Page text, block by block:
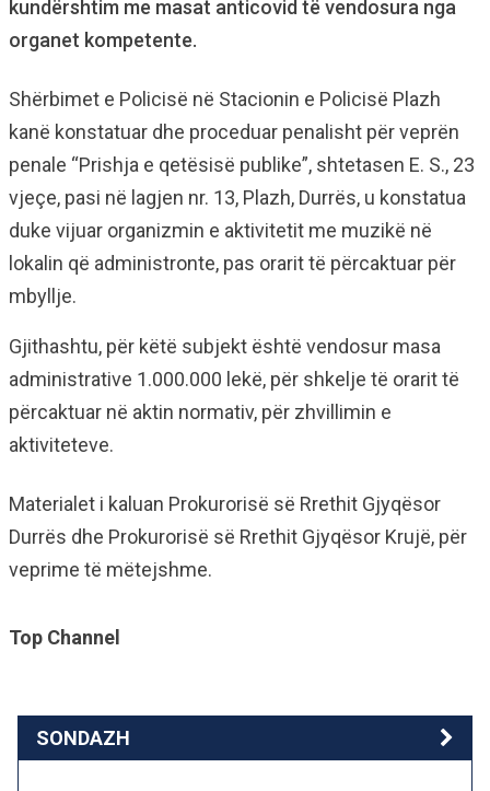
kundërshtim me masat anticovid të vendosura nga
organet kompetente.
Shërbimet e Policisë në Stacionin e Policisë Plazh
kanë konstatuar dhe proceduar penalisht për veprën
penale “Prishja e qetësisë publike”, shtetasen E. S., 23
vjeçe, pasi në lagjen nr. 13, Plazh, Durrës, u konstatua
duke vijuar organizmin e aktivitetit me muzikë në
lokalin që administronte, pas orarit të përcaktuar për
mbyllje.
Gjithashtu, për këtë subjekt është vendosur masa
administrative 1.000.000 lekë, për shkelje të orarit të
përcaktuar në aktin normativ, për zhvillimin e
aktiviteteve.
Materialet i kaluan Prokurorisë së Rrethit Gjyqësor
Durrës dhe Prokurorisë së Rrethit Gjyqësor Krujë, për
veprime të mëtejshme.
Top Channel
SONDAZH